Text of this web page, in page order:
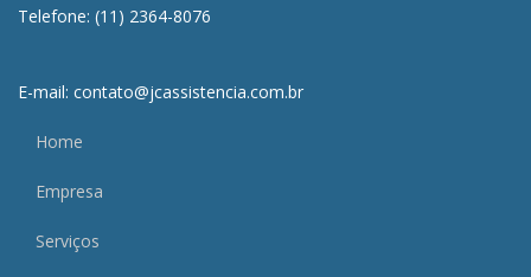
Telefone: (11) 2364-8076
E-mail: contato@jcassistencia.com.br
Home
Empresa
Serviços